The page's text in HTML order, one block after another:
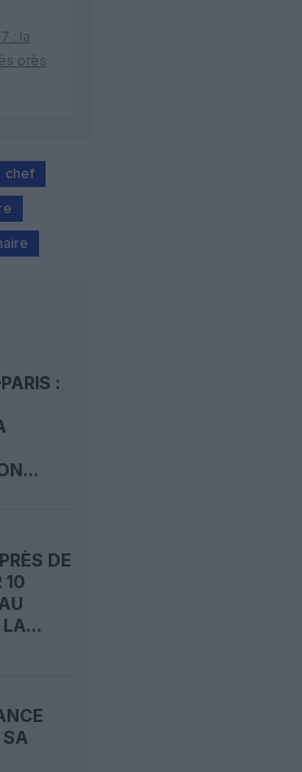
: la
près
chef
:
DE
10
LA...
SA